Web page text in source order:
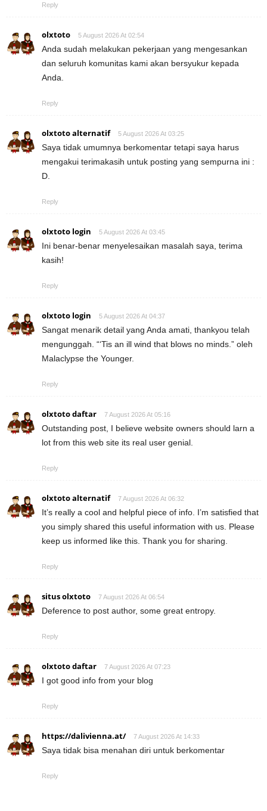
Reply
olxtoto 5 August 2026 At 02:54
Anda sudah melakukan pekerjaan yang mengesankan
dan seluruh komunitas kami akan bersyukur kepada
Anda.
Reply
olxtoto alternatif 5 August 2026 At 03:25
Saya tidak umumnya berkomentar tetapi saya harus
mengakui terimakasih untuk posting yang sempurna ini :
D.
Reply
olxtoto login 5 August 2026 At 03:45
Ini benar-benar menyelesaikan masalah saya, terima
kasih!
Reply
olxtoto login 5 August 2026 At 04:37
Sangat menarik detail yang Anda amati, thankyou telah
mengunggah. “‘Tis an ill wind that blows no minds.” oleh
Malaclypse the Younger.
Reply
olxtoto daftar 7 August 2026 At 05:16
Outstanding post, I believe website owners should larn a
lot from this web site its real user genial.
Reply
olxtoto alternatif 7 August 2026 At 06:32
It’s really a cool and helpful piece of info. I’m satisfied that
you simply shared this useful information with us. Please
keep us informed like this. Thank you for sharing.
Reply
situs olxtoto 7 August 2026 At 06:54
Deference to post author, some great entropy.
Reply
olxtoto daftar 7 August 2026 At 07:23
I got good info from your blog
Reply
https://dalivienna.at/ 7 August 2026 At 14:33
Saya tidak bisa menahan diri untuk berkomentar
Reply